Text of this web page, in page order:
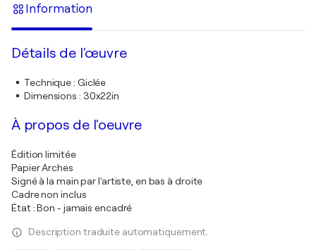
Information
Détails de l'œuvre
Technique: Giclée
Dimensions : 30x22in
À propos de l'oeuvre
Édition limitée
Papier Arches
Signé à la main par l'artiste, en bas à droite
Cadre non inclus
État : Bon - jamais encadré
Description traduite automatiquement.